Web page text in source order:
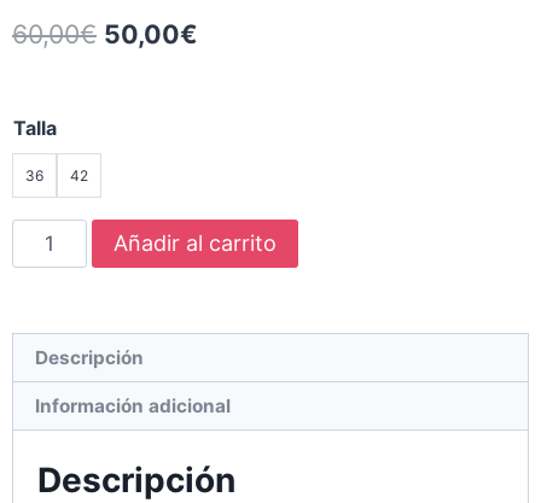
60,00€ 50,00€
Talla
36 42
Añadir al carrito
Descripción
Información adicional
Descripción